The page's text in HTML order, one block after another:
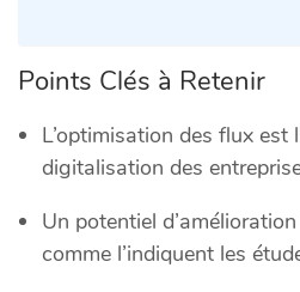
Points Clés à Retenir
L’optimisation des flux est
digitalisation des
Un potentiel
comme l’indiquent les